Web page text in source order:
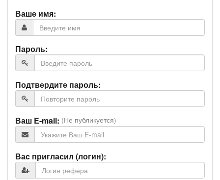
Ваше имя:
Пароль:
Подтвердите пароль:
Ваш E-mail: (Не публикуется)
Ваc пригласил (логин):